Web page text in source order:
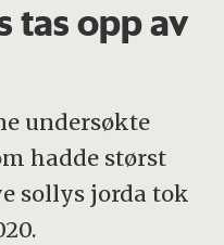
tas opp av
undersøkte
hadde størst
sollys jorda tok